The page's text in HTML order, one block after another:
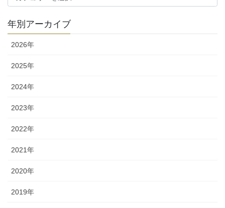
テ
リ
ー
年別アーカイブ
2026年
2025年
2024年
2023年
2022年
2021年
2020年
2019年